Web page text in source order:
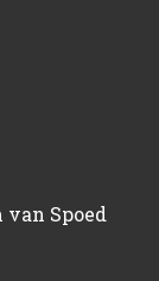
van Spoed